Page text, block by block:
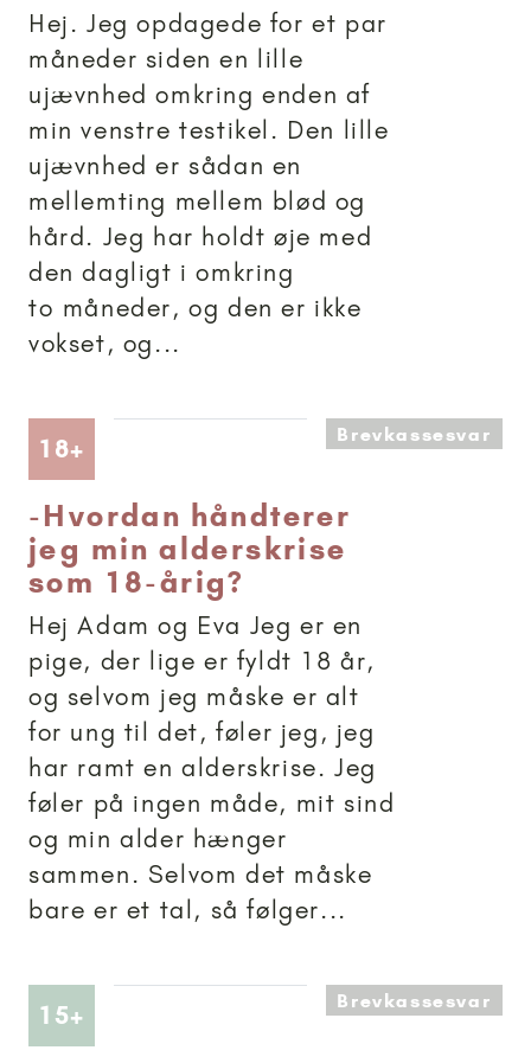
Hej. Jeg opdagede for et par
måneder siden en lille
ujævnhed omkring enden af
min venstre testikel. Den lille
ujævnhed er sådan en
mellemting mellem blød og
hård. Jeg har holdt øje med
den dagligt i omkring
to måneder, og den er ikke
vokset, og...
18+ Artikler anbefalet til 18+Brevkassesvar
-Hvordan håndterer
jeg min alderskrise
som 18-årig?
Hej Adam og Eva Jeg er en
pige, der lige er fyldt 18 år,
og selvom jeg måske er alt
for ung til det, føler jeg, jeg
har ramt en alderskrise. Jeg
føler på ingen måde, mit sind
og min alder hænger
sammen. Selvom det måske
bare er et tal, så følger...
15+ Artikler anbefalet til 15+Brevkassesvar